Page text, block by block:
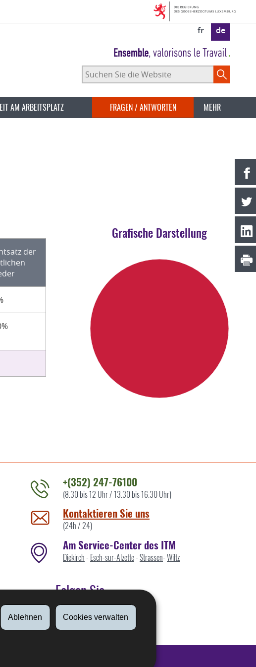
Ablehnen Cookies verwalten
fr de
Suchen
Sie
Website
AM ARBEITSPLATZ FRAGEN / ANTWORTEN MEHR
der
Grafische Darstellung
Kontaktieren
Sie
uns
+(352) 247-76100
(8.30 bis 12 Uhr / 13.30 bis 16.30 Uhr)
Kontaktieren Sie uns
(24h / 24)
Am Service-Center des ITM
Diekirch- Esch-sur-Alzette-Strassen-Wiltz
Folgen Sie
Linkedin